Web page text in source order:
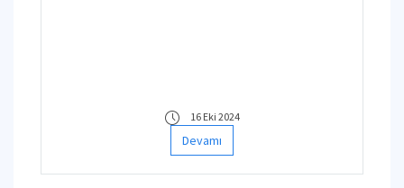
16 Eki 2024
Devamı